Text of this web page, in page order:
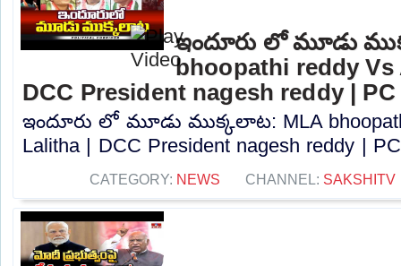
ఇందూరు లో మూడు
bhoopathi reddy Vs
DCC President nagesh reddy | PC
ఇందూరు లో మూడు ముక్కలాట: MLA
Lalitha | DCC President nagesh reddy |
CATEGORY: NEWS CHANNEL: SAKSHITV